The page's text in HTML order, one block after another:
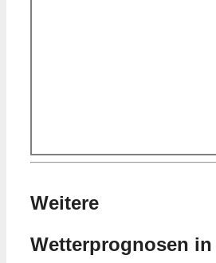
Weitere
Wetterprognosen in